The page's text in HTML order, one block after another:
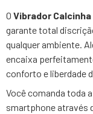
O Vibrador
garante total
qualquer ambiente.
encaixa
conforto e liberdade
Você comanda toda
smartphone através